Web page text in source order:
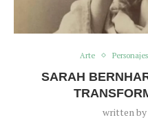
Arte Personajes
SARAH
written by